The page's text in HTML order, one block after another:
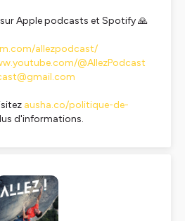
sur Apple podcasts et Spotify 🙏
allezpodcast/
@AllezPodcast
ausha.co/politique-de-
d'informations.